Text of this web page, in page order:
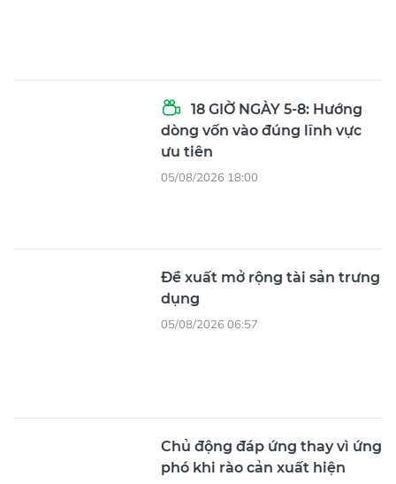
18 GIỜ NGÀY 5-8: Hướng
dòng vốn vào đúng lĩnh vực
ưu tiên
05/08/2026 18:00
Đề xuất mở rộng tài sản trưng
dụng
05/08/2026 06:57
Chủ động đáp ứng thay vì ứng
phó khi rào cản xuất hiện